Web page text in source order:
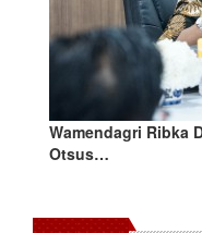
Wamendagri Ribka
Otsus…